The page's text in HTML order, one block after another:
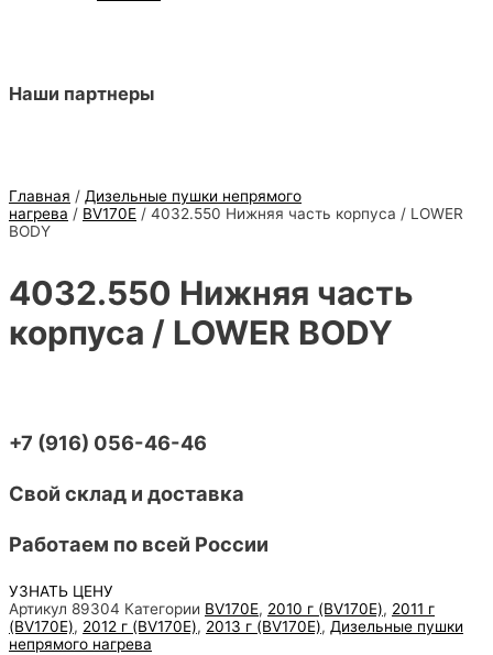
Наши партнеры
Главная / Дизельные пушки непрямого
нагрева / BV170E / 4032.550 Нижняя часть корпуса / LOWER
BODY
4032.550 Нижняя часть
корпуса / LOWER BODY
+7 (916) 056-46-46
Свой склад и доставка
Работаем по всей России
УЗНАТЬ ЦЕНУ
Артикул 89304 Категории BV170E, 2010 г (BV170E), 2011 г
(BV170E), 2012 г (BV170E), 2013 г (BV170E), Дизельные пушки
непрямого нагрева